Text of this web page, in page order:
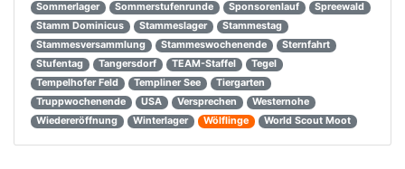
Sommerlager
Sommerstufenrunde Sponsorenlauf
Spreewald
Stamm Dominicus
Stammeslager
Stammestag
Stammesversammlung
Stammeswochenende
Sternfahrt
Stufentag
Tangersdorf TEAM-Staffel
Tegel
Tempelhofer Feld
Templiner See
Tiergarten
Truppwochenende
USA Versprechen
Westernohe
Wiedereröffnung
Winterlager Wölflinge World Scout Moot